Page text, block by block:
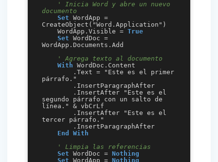
' Inicia Word y abre un nuevo
documento
Set WordApp =
CreateObject("Word.Application")
    WordApp.Visible =
True
Set WordDoc =
WordApp.Documents.Add
' Agrega texto al documento
With WordDoc.Content
párrafo."
segundo párrafo con un salto de
línea." & vbCrLf
tercer párrafo."
End
With
' Limpia las referencias
Set WordDoc = Nothing
Set WordApp = Nothing